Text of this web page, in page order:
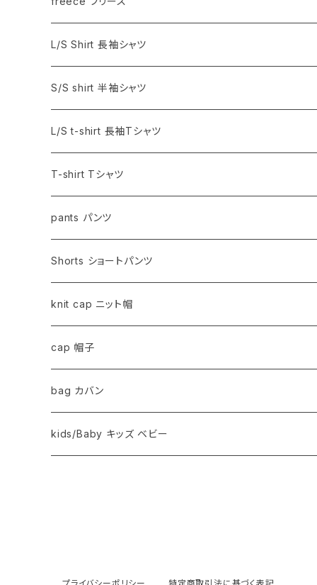
L/S Shirt 長袖シャツ
S/S shirt 半袖シャツ
L/S t-shirt 長袖Tシャツ
T-shirt Tシャツ
pants パンツ
Shorts ショートパンツ
knit cap ニット帽
cap 帽子
bag カバン
kids/Baby キッズ ベビー